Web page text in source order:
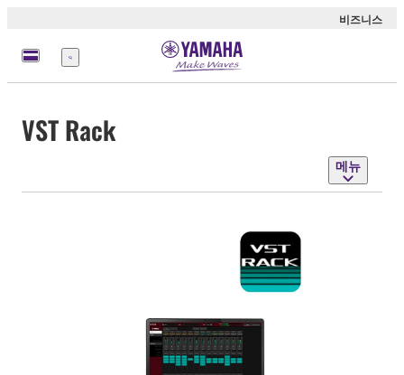
비즈니스
메
뉴
VST Rack
메뉴